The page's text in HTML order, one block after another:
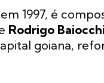
1997, é
Rodrigo Baiocchi
goiana,